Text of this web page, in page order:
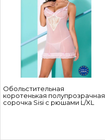
Обольстительная
коротенькая полупрозрачная
сорочка Sisi с рюшами L/XL